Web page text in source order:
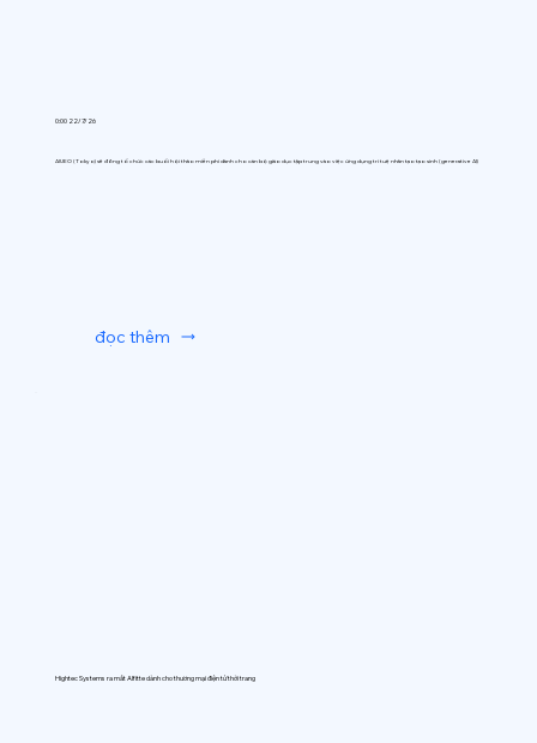
0:00 22/7/26
AIUEO (Tokyo) sẽ đồng tổ chức các buổi hội thảo miễn phí dành cho cán bộ giáo dục tập trung vào việc ứng dụng trí tuệ nhân tạo tạo sinh (generative AI)
đọc thêm
Hightec Systems ra mắt AIfitte dành cho thương mại điện tử thời trang